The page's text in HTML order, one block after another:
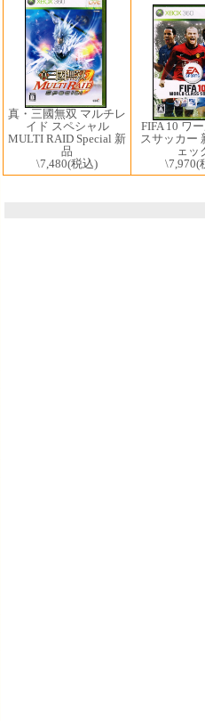
真・三國無双 マルチレ
イド スペシャル
MULTI RAID Special 新
品
\7,480(税込)
FIFA 10 ワ
スサッカー
ェッ
\7,970(